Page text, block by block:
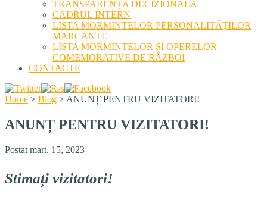
TRANSPARENȚA DECIZIONALĂ
CADRUL INTERN
LISTA MORMINTELOR PERSONALITĂȚILOR
MARCANTE
LISTA MORMINTELOR ȘI OPERELOR
COMEMORATIVE DE RĂZBOI
CONTACTE
Home > Blog > ANUNȚ PENTRU VIZITATORI!
ANUNȚ PENTRU VIZITATORI!
Postat mart. 15, 2023
Stimați vizitatori!